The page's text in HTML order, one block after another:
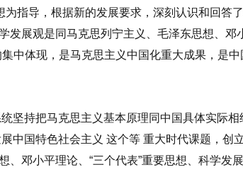
指导，根据新的发展要求，深刻认识和回答
展观是同马克思列宁主义、毛泽东思想、邓
中体现，是马克思主义中国化重大成果，是
坚持把马克思主义基本原理同中国具体实际
中国特色社会主义 这个等 重大时代课题，创
邓小平理论、“三个代表”重要思想、科学发